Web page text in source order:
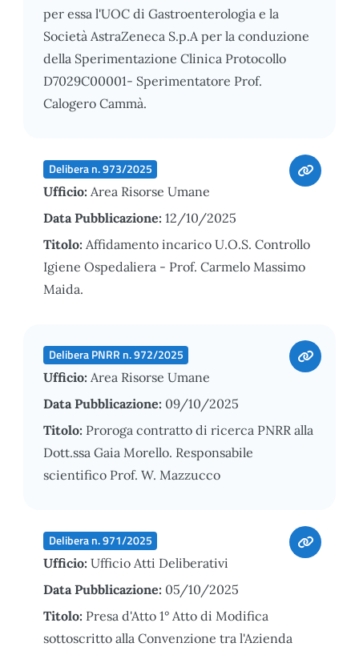
per essa l'UOC di Gastroenterologia e la
Società AstraZeneca S.p.A per la conduzione
della Sperimentazione Clinica Protocollo
D7029C00001- Sperimentatore Prof.
Calogero Cammà.
Delibera n. 973/2025
Ufficio: Area Risorse Umane
Data Pubblicazione: 12/10/2025
Titolo: Affidamento incarico U.O.S. Controllo
Igiene Ospedaliera - Prof. Carmelo Massimo
Maida.
Delibera PNRR n. 972/2025
Ufficio: Area Risorse Umane
Data Pubblicazione: 09/10/2025
Titolo: Proroga contratto di ricerca PNRR alla
Dott.ssa Gaia Morello. Responsabile
scientifico Prof. W. Mazzucco
Delibera n. 971/2025
Ufficio: Ufficio Atti Deliberativi
Data Pubblicazione: 05/10/2025
Titolo: Presa d'Atto 1° Atto di Modifica
sottoscritto alla Convenzione tra l'Azienda